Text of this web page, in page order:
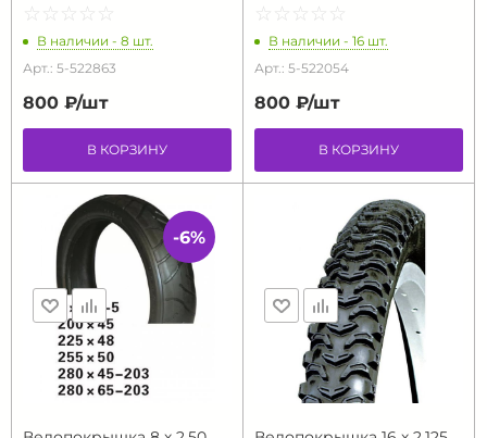
☆ ☆ ☆ ☆ ☆
★ ★ ★ ★ ★
В наличии - 8 шт.
Арт.: 5-522863
800 ₽/шт
В КОРЗИНУ
☆ ☆ ☆ ☆ ☆
★ ★ ★ ★ ★
В наличии - 16 шт.
Арт.: 5-522054
800 ₽/шт
В КОРЗИНУ
-6%